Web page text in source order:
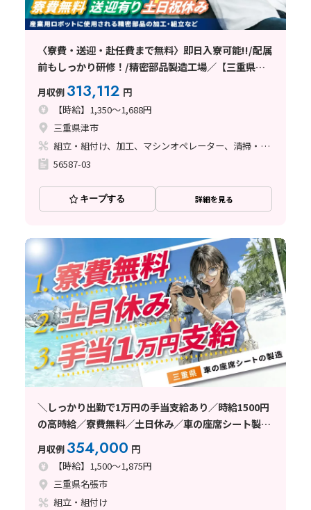
〈寮費・送迎・赴任費まで無料〉即日入寮可能!!/配属
前もしっかり研修！/精密部品製造工場／【三重県津
月収例 313,112 円
【時給】1,350～1,688円
三重県津市
組立・組付け、加工、マシンオペレーター、清掃・洗浄、品質管理、ライン作業
56587-03
キープする 詳細を見る
＼しっかり出勤で1万円の手当支給あり／時給1500円
の高時給／寮費無料／土日休み／車の座席シート製造
〈三重県名張市〉
月収例 354,000 円
【時給】1,500～1,875円
三重県名張市
組立・組付け